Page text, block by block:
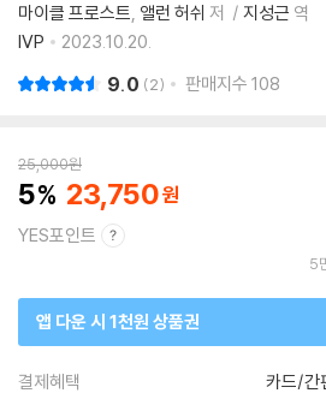
마이클 프로스트 앨런 허쉬 저 지성근 역
IVP
2023.10.20.
9.0 2 판매지수 108
25,000원
5 23,750
YES포인트
5
앱 다운 시 1천원 상품권
결제혜택 카드/간